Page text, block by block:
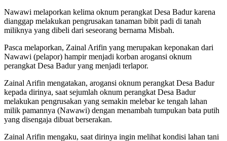
Nawawi melaporkan kelima oknum perangkat Desa Badur karena
dianggap melakukan pengrusakan tanaman bibit padi di tanah
miliknya yang dibeli dari seseorang bernama Misbah.
Pasca melaporkan, Zainal Arifin yang merupakan keponakan dari
Nawawi (pelapor) hampir menjadi korban arogansi oknum
perangkat Desa Badur yang menjadi terlapor.
Zainal Arifin mengatakan, arogansi oknum perangkat Desa Badur
kepada dirinya, saat sejumlah oknum perangkat Desa Badur
melakukan pengrusakan yang semakin melebar ke tengah lahan
milik pamannya (Nawawi) dengan menambah tumpukan bata putih
yang disengaja dibuat berserakan.
Zainal Arifin mengaku, saat dirinya ingin melihat kondisi lahan tani